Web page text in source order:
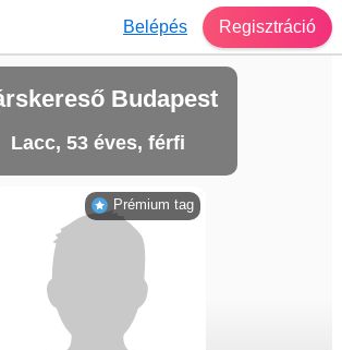
Belépés Regisztráció
Budapest
Lacc, 53 éves, férfi
Prémium tag